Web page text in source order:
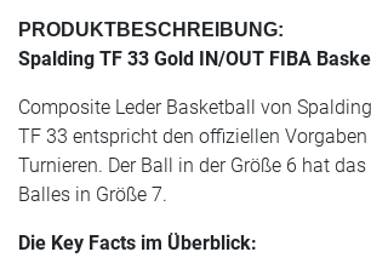
PRODUKTBESCHREIBUNG:
Spalding TF 33 Gold IN/OUT FIBA
Composite Leder Basketball von
TF 33 entspricht den offiziellen Vorgaben
Turnieren. Der Ball in der Größe 6 hat
Balles in Größe 7.
Die Key Facts im Überblick: